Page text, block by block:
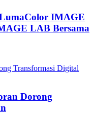
IMAGE
LAB Bersama
Transformasi Digital
Dorong